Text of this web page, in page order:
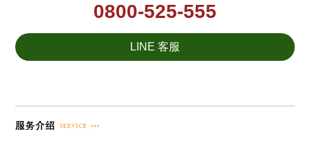
0800-525-555
LINE 客服